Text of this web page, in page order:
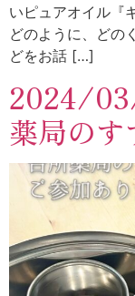
いピュアオイル『
どのように、どの
どをお話 […]
2024/
薬局のす